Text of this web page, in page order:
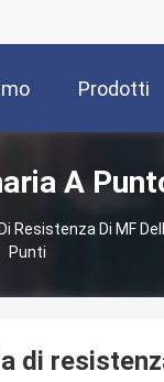
Prodotti
A
Resistenza Di MF
Punti
di